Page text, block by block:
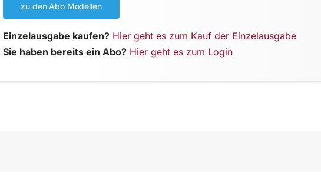
zu den Abo Modellen
Einzelausgabe kaufen? Hier geht es zum Kauf der Einzelausgabe
Sie haben bereits ein Abo? Hier geht es zum Login